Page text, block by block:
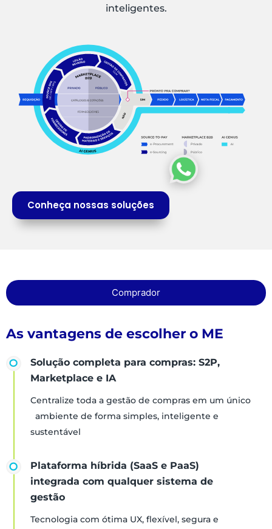
inteligentes.
Conheça nossas soluções
Comprador
As vantagens de escolher o ME
Solução completa para compras: S2P,
Marketplace e IA
Centralize toda a gestão de compras em um único
ambiente de forma simples, inteligente e
sustentável
Plataforma híbrida (SaaS e PaaS)
integrada com qualquer sistema de
gestão
Tecnologia com ótima UX, flexível, segura e